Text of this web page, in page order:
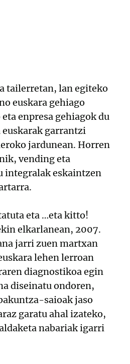
tailerretan, lan egiteko
euskara gehiago
enpresa gehiagok du
garrantzi
jardunean. Horren
vending eta
integralak eskaintzen
eta …eta kitto!
elkarlanean, 2007.
jarri zuen martxan
lehen lerroan
diagnostikoa egin
diseinatu ondoren,
saioak jaso
garatu ahal izateko,
nabariak igarri